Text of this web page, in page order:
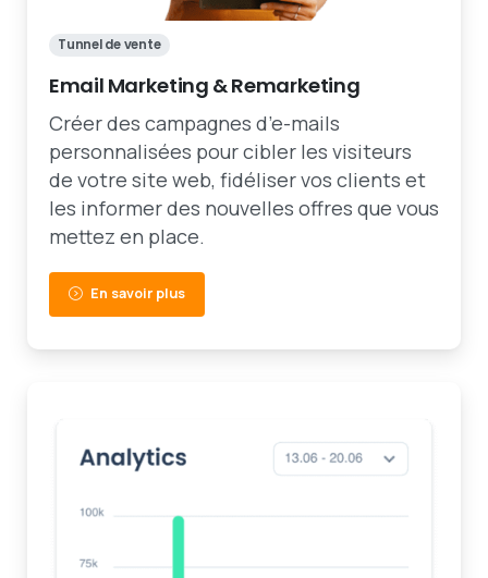
Tunnel de vente
Email Marketing & Remarketing
Créer des campagnes d’e-mails
personnalisées pour cibler les visiteurs
de votre site web, fidéliser vos clients et
les informer des nouvelles offres que vous
mettez en place.
En savoir plus